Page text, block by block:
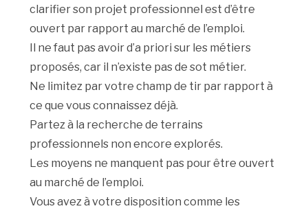
clarifier son projet professionnel est d’être
ouvert par rapport au marché de l’emploi.
Il ne faut pas avoir d’a priori sur les métiers
proposés, car il n’existe pas de sot métier.
Ne limitez par votre champ de tir par rapport à
ce que vous connaissez déjà.
Partez à la recherche de terrains
professionnels non encore explorés.
Les moyens ne manquent pas pour être ouvert
au marché de l’emploi.
Vous avez à votre disposition comme les